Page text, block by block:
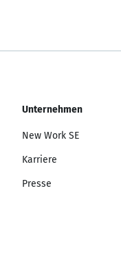
Unternehmen
New Work SE
Karriere
Presse